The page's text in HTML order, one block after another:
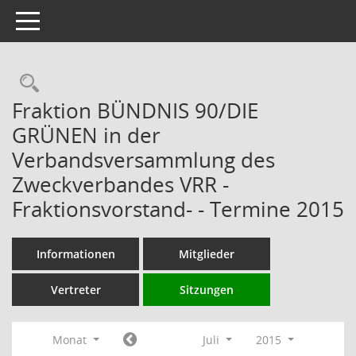
Toggle navigation
Rechercheauswahl
Fraktion BÜNDNIS 90/DIE
GRÜNEN in der
Verbandsversammlung des
Zweckverbandes VRR -
Fraktionsvorstand- - Termine 2015
Informationen Mitglieder
Vertreter Sitzungen
Monat Juli
2015